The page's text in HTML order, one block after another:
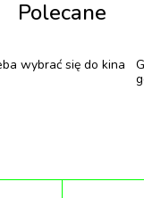
żadnej
Polecane
wybrać się do kina